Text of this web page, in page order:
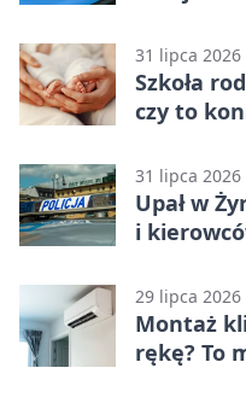
31 lipca 2026
Szkoła
czy to
31 lipca 2026
Upał w
i
29 lipca 2026
Montaż
rękę? To